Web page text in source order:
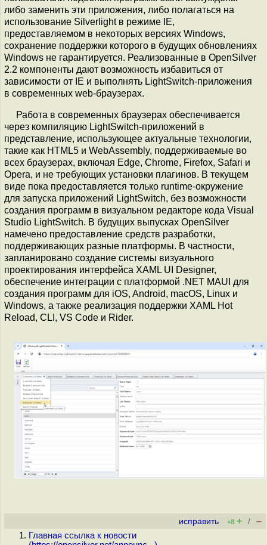
либо заменить эти приложения, либо полагаться на
использование Silverlight в режиме IE,
предоставляемом в некоторых версиях Windows,
сохранение поддержки которого в будущих обновлениях
Windows не гарантируется. Реализованные в OpenSilver
2.2 компоненты дают возможность избавиться от
зависимости от IE и выполнять LightSwitch-приложения
в современных web-браузерах.
Работа в современных браузерах обеспечивается
через компиляцию LightSwitch-приложений в
представление, использующее актуальные технологии,
такие как HTML5 и WebAssembly, поддерживаемые во
всех браузерах, включая Edge, Chrome, Firefox, Safari и
Opera, и не требующих установки плагинов. В текущем
виде пока предоставляется только runtime-окружение
для запуска приложений LightSwitch, без возможности
создания программ в визуальном редакторе кода Visual
Studio LightSwitch. В будущих выпусках OpenSilver
намечено предоставление средств разработки,
поддерживающих разные платформы. В частности,
запланировано создание системы визуального
проектирования интерфейса XAML UI Designer,
обеспечение интеграции с платформой .NET MAUI для
создания программ для iOS, Android, macOS, Linux и
Windows, а также реализация поддержки XAML Hot
Reload, CLI, VS Code и Rider.
исправить +8 + / –
Главная ссылка к новости